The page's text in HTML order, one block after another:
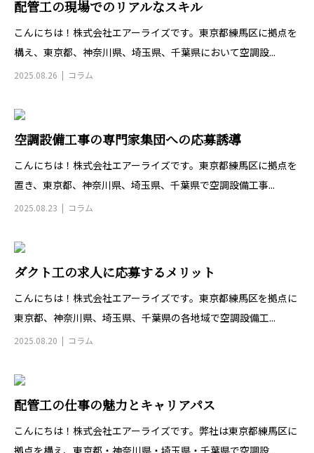
配管工の現場でのリアルなスキル
こんにちは！株式会社エアーライズです。東京都練馬区に拠点を
構え、東京都、神奈川県、埼玉県、千葉県において空調設...
2025.08.26 コラム
空調設備工事の専門家集団への応募誘導
こんにちは！株式会社エアーライズです。東京都練馬区に拠点を
置き、東京都、神奈川県、埼玉県、千葉県で空調設備工事...
2025.08.23 コラム
ダクト工の求人に応募するメリット
こんにちは！株式会社エアーライズです。東京都練馬区を拠点に
東京都、神奈川県、埼玉県、千葉県の各地域で空調設備工...
2025.08.20 コラム
配管工の仕事の魅力とキャリアパス
こんにちは！株式会社エアーライズです。弊社は東京都練馬区に
拠点を構え、東京都・神奈川県・埼玉県・千葉県で空調設...